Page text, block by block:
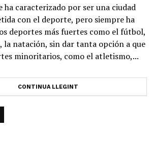
ha caracterizado por ser una ciudad
con el deporte, pero siempre ha
deportes más fuertes como el fútbol,
la natación, sin dar tanta opción a que
minoritarios, como el atletismo,...
CONTINUA LLEGINT